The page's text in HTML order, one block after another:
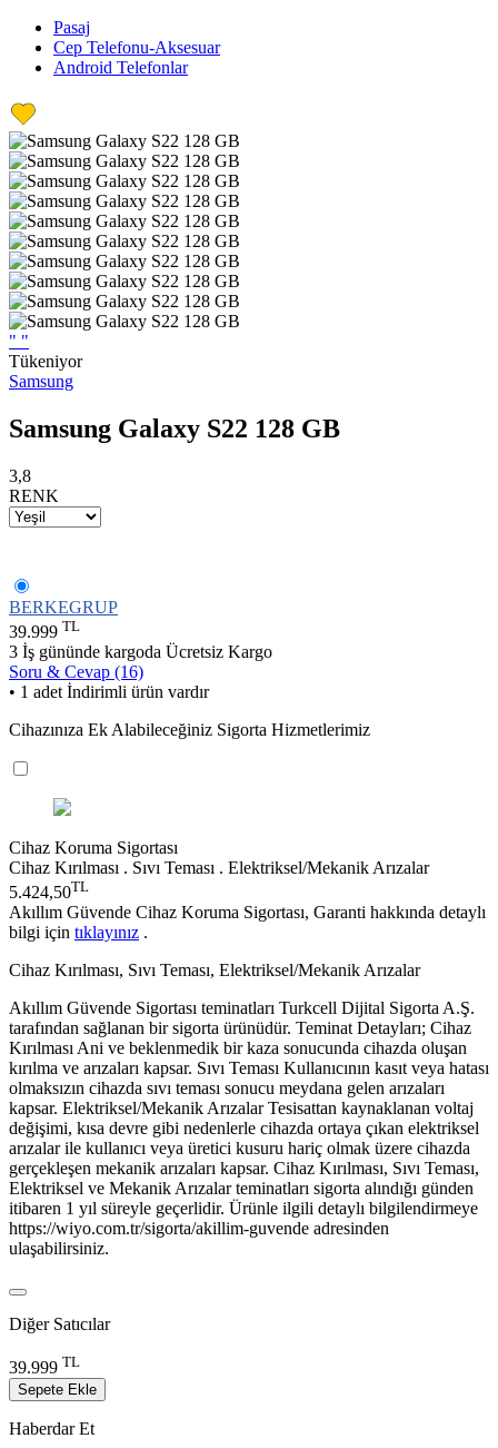
Pasaj
Cep Telefonu-Aksesuar
Android Telefonlar
" "
Tükeniyor
Samsung
Samsung Galaxy S22 128 GB
3,8
RENK
BERKEGRUP
39.999 TL
3 İş gününde kargoda Ücretsiz Kargo
Soru & Cevap (16)
• 1 adet İndirimli ürün vardır
Cihazınıza Ek Alabileceğiniz Sigorta Hizmetlerimiz
Cihaz Koruma Sigortası
Cihaz Kırılması . Sıvı Teması . Elektriksel/Mekanik Arızalar
5.424,50TL
Akıllım Güvende Cihaz Koruma Sigortası, Garanti hakkında detaylı
bilgi için tıklayınız .
Cihaz Kırılması, Sıvı Teması, Elektriksel/Mekanik Arızalar
Akıllım Güvende Sigortası teminatları Turkcell Dijital Sigorta A.Ş.
tarafından sağlanan bir sigorta ürünüdür. Teminat Detayları; Cihaz
Kırılması Ani ve beklenmedik bir kaza sonucunda cihazda oluşan
kırılma ve arızaları kapsar. Sıvı Teması Kullanıcının kasıt veya hatası
olmaksızın cihazda sıvı teması sonucu meydana gelen arızaları
kapsar. Elektriksel/Mekanik Arızalar Tesisattan kaynaklanan voltaj
değişimi, kısa devre gibi nedenlerle cihazda ortaya çıkan elektriksel
arızalar ile kullanıcı veya üretici kusuru hariç olmak üzere cihazda
gerçekleşen mekanik arızaları kapsar. Cihaz Kırılması, Sıvı Teması,
Elektriksel ve Mekanik Arızalar teminatları sigorta alındığı günden
itibaren 1 yıl süreyle geçerlidir. Ürünle ilgili detaylı bilgilendirmeye
https://wiyo.com.tr/sigorta/akillim-guvende adresinden
ulaşabilirsiniz.
Diğer Satıcılar
39.999 TL
Sepete Ekle
Haberdar Et